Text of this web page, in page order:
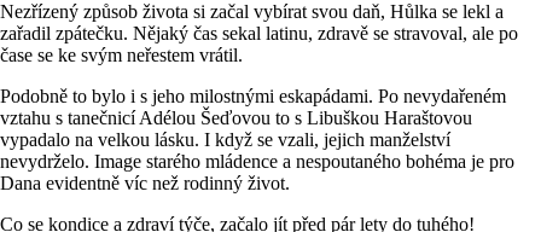
Nezřízený způsob života si začal vybírat svou daň, Hůlka se lekl a
zařadil zpátečku. Nějaký čas sekal latinu, zdravě se stravoval, ale po
čase se ke svým neřestem vrátil.
Podobně to bylo i s jeho milostnými eskapádami. Po nevydařeném
vztahu s tanečnicí Adélou Šeďovou to s Libuškou Haraštovou
vypadalo na velkou lásku. I když se vzali, jejich manželství
nevydrželo. Image starého mládence a nespoutaného bohéma je pro
Dana evidentně víc než rodinný život.
Co se kondice a zdraví týče, začalo jít před pár lety do tuhého!